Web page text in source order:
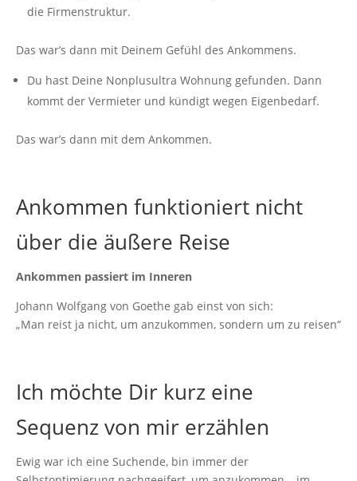
die Firmenstruktur.
Das war’s dann mit Deinem Gefühl des Ankommens.
Du hast Deine Nonplusultra Wohnung gefunden. Dann
kommt der Vermieter und kündigt wegen Eigenbedarf.
Das war’s dann mit dem Ankommen.
Ankommen funktioniert nicht
über die äußere Reise
Ankommen passiert im Inneren
‌Johann Wolfgang von Goethe gab einst von sich:
„Man reist ja nicht, um anzukommen, sondern um zu reisen“
Ich möchte Dir kurz eine
Sequenz von mir erzählen
Ewig war ich eine Suchende, bin immer der